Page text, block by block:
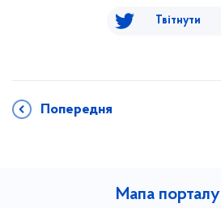
Твітнути
Попередня
Мапа порталу